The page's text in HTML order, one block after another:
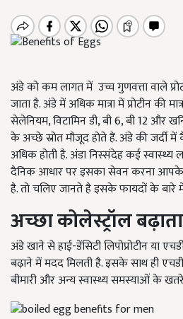
अंडे को कम लागत में उच्च गुणवत्ता वाले
जाता है. अंडे में अधिक मात्रा में प्रोटीन की
सेलेनियम, विटामिन डी, बी 6, बी 12 और
के अच्छे स्रोत मौजूद होते हैं. अंडे की जर्दी
अधिक होती है. अंडा निस्संदेह कई स्वास्थ्य
दैनिक आधार पर इसका सेवन करना आपके
है. तो चलिए जानते है इसके फायदों के बारे
अच्छा कोलेस्ट्रॉल
अंडे खाने से हाई-डेंसिटी लिपोप्रोटीन या
बढ़ाने में मदद मिलती है. इसके साथ ही
बीमारी और अन्य स्वास्थ्य समस्याओं के